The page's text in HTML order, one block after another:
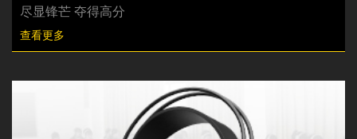
尽显锋芒 夺得高分
查看更多